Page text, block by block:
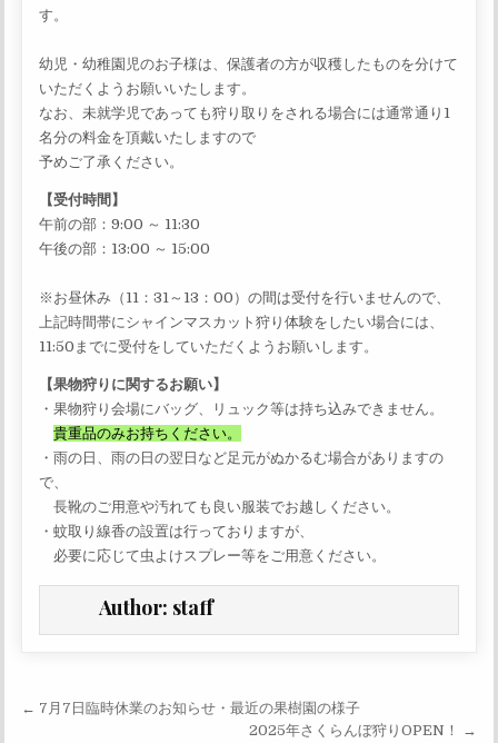
す。
幼児・幼稚園児のお子様は、保護者の方が収穫したものを分けて
いただくようお願いいたします。
なお、未就学児であっても狩り取りをされる場合には通常通り1
名分の料金を頂戴いたしますので
予めご了承ください。
【受付時間】
午前の部：9:00 ～ 11:30
午後の部：13:00 ～ 15:00
※お昼休み（11：31～13：00）の間は受付を行いませんので、
上記時間帯にシャインマスカット狩り体験をしたい場合には、
11:50までに受付をしていただくようお願いします。
【果物狩りに関するお願い】
・果物狩り会場にバッグ、リュック等は持ち込みできません。
貴重品のみお持ちください。
・雨の日、雨の日の翌日など足元がぬかるむ場合がありますの
で、
長靴のご用意や汚れても良い服装でお越しください。
・蚊取り線香の設置は行っておりますが、
必要に応じて虫よけスプレー等をご用意ください。
Author: staff
投稿ナビゲーション
← 7月7日臨時休業のお知らせ・最近の果樹園の様子
2025年さくらんぼ狩りOPEN！ →